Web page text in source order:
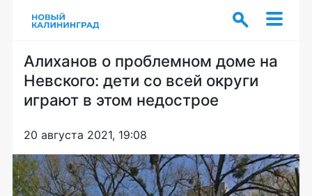
Алиханов о проблемном доме на
Невского: дети со всей округи
играют в этом недострое
20 августа 2021, 19:08